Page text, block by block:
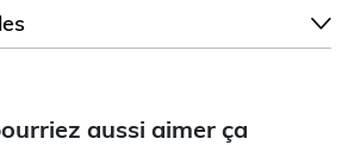
aussi aimer ça